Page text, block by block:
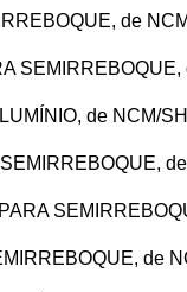
de
de NCM/
de